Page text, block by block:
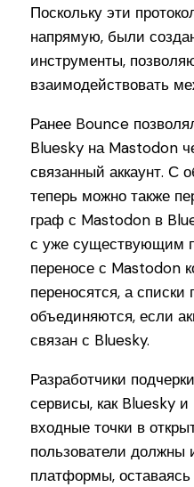
Поскольку эти
напрямую, были
инструменты,
взаимодействовать
Ранее Bounce
Bluesky на Mastodon
связанный аккаунт. С
теперь можно также
граф с Mastodon в
с уже существующим
переносе с Mastodon
переносятся, а списки
объединяются, если
связан с Bluesky.
Разработчики
сервисы, как Bluesky
входные точки в
пользователи должны
платформы,